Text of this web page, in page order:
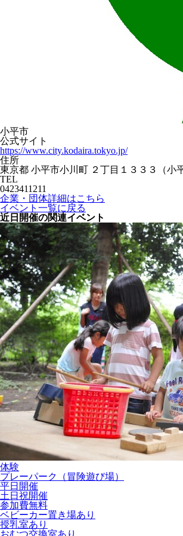
小平市
公式サイト
https://www.city.kodaira.tokyo.jp/
住所
東京都 小平市小川町 ２丁目１３３３（小
TEL
0423411211
企業・団体詳細はこちら
イベント一覧に戻る
近日開催の関連イベント
体験
プレーパーク（冒険遊び場）
平日開催
土日祝開催
参加費無料
ベビーカー置き場あり
授乳室あり
おむつ交換室あり